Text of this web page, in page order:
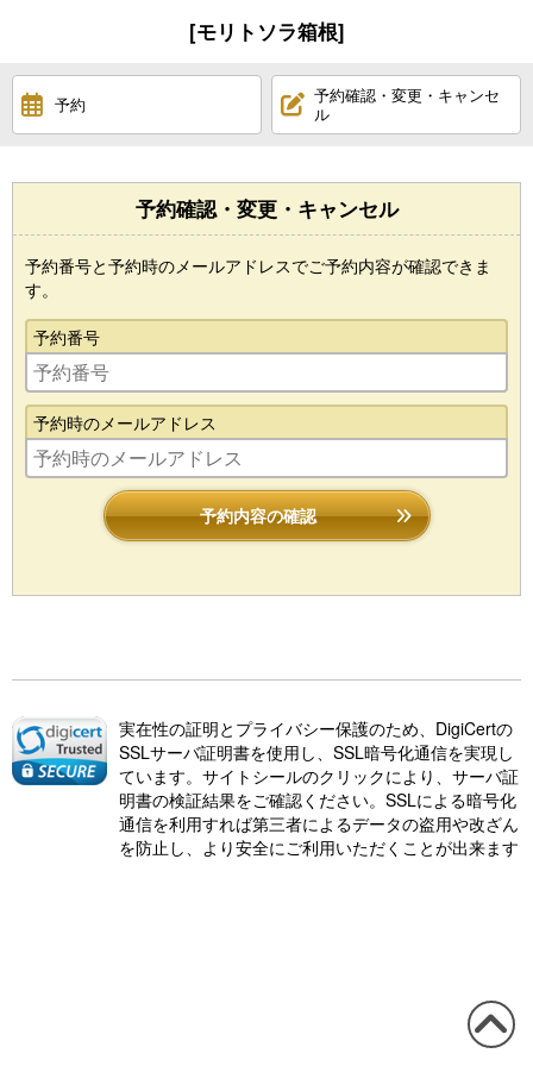
[モリトソラ箱根]
予約
予約確認・変更・キャンセ
ル
予約確認・変更・キャンセル
予約番号と予約時のメールアドレスでご予約内容が確認できま
す。
予約番号
予約時のメールアドレス
予約内容の確認
実在性の証明とプライバシー保護のため、DigiCertの
SSLサーバ証明書を使用し、SSL暗号化通信を実現し
ています。サイトシールのクリックにより、サーバ証
明書の検証結果をご確認ください。SSLによる暗号化
通信を利用すれば第三者によるデータの盗用や改ざん
を防止し、より安全にご利用いただくことが出来ます